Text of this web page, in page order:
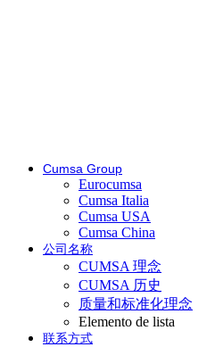
Cumsa Group
Eurocumsa
Cumsa Italia
Cumsa USA
Cumsa China
公司名称
CUMSA 理念
CUMSA 历史
质量和标准化理念
Elemento de lista
联系方式